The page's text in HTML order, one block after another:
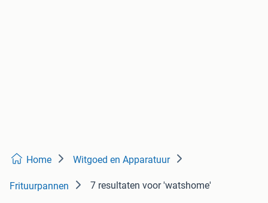
Home Witgoed en Apparatuur
Frituurpannen 7 resultaten voor 'watshome'